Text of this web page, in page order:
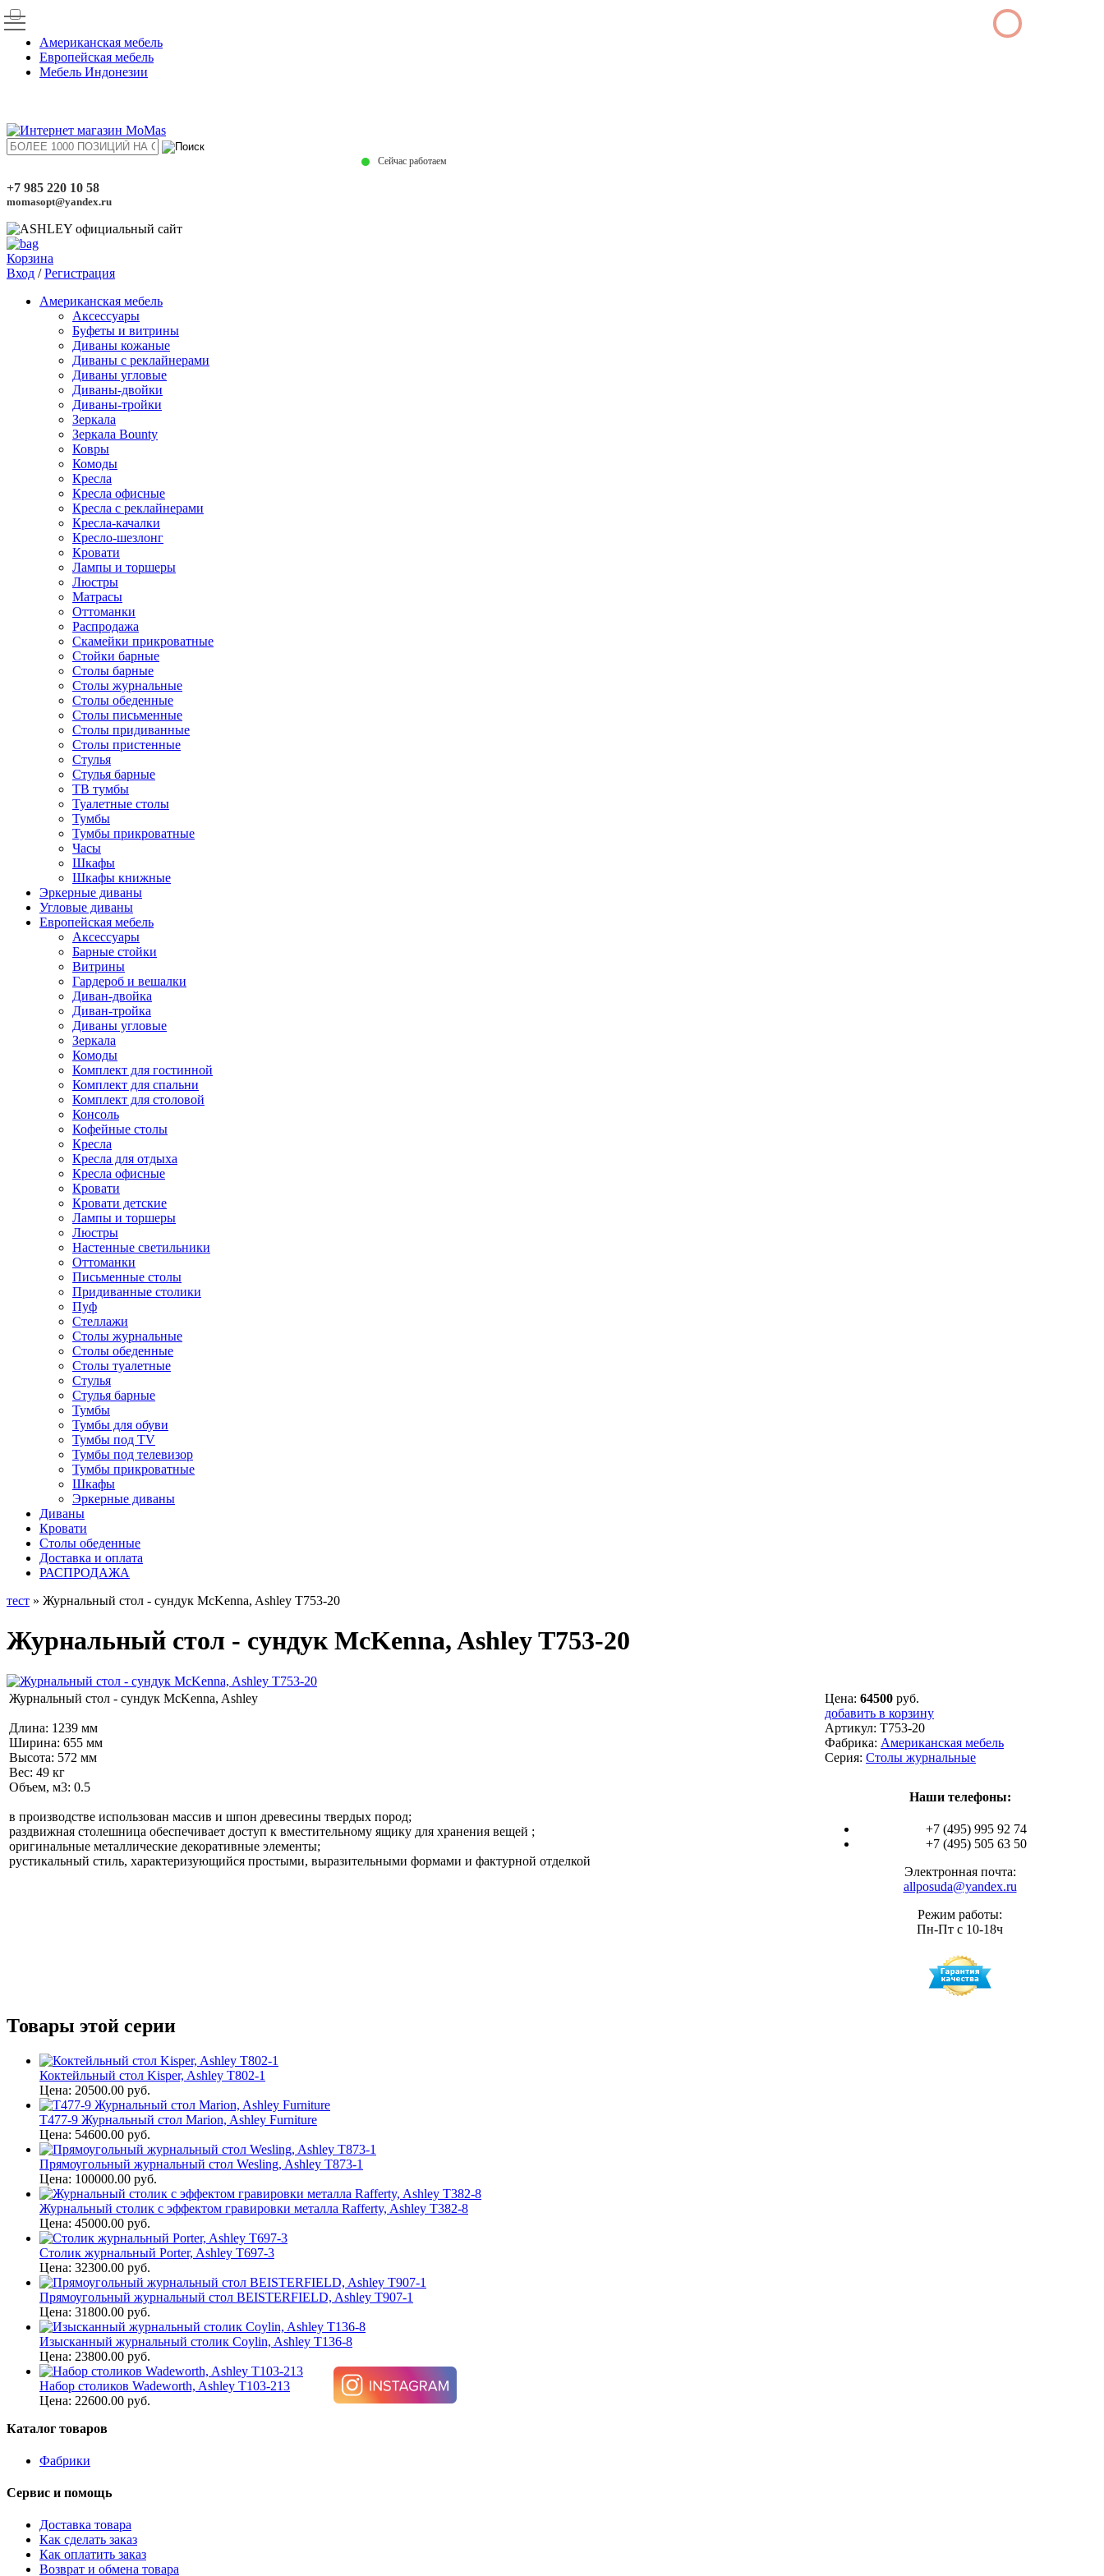
Американская мебель
Европейская мебель
Мебель Индонезии
Сейчас работаем
+7 985 220 10 58
momasopt@yandex.ru
Корзина
Вход /Регистрация
Американская мебель
Аксессуары
Буфеты и витрины
Диваны кожаные
Диваны с реклайнерами
Диваны угловые
Диваны-двойки
Диваны-тройки
Зеркала
Зеркала Bounty
Ковры
Комоды
Кресла
Кресла офисные
Кресла с реклайнерами
Кресла-качалки
Кресло-шезлонг
Кровати
Лампы и торшеры
Люстры
Матрасы
Оттоманки
Распродажа
Скамейки прикроватные
Стойки барные
Столы барные
Столы журнальные
Столы обеденные
Столы письменные
Столы придиванные
Столы пристенные
Стулья
Стулья барные
ТВ тумбы
Туалетные столы
Тумбы
Тумбы прикроватные
Часы
Шкафы
Шкафы книжные
Эркерные диваны
Угловые диваны
Европейская мебель
Аксессуары
Барные стойки
Витрины
Гардероб и вешалки
Диван-двойка
Диван-тройка
Диваны угловые
Зеркала
Комоды
Комплект для гостинной
Комплект для спальни
Комплект для столовой
Консоль
Кофейные столы
Кресла
Кресла для отдыха
Кресла офисные
Кровати
Кровати детские
Лампы и торшеры
Люстры
Настенные светильники
Оттоманки
Письменные столы
Придиванные столики
Пуф
Стеллажи
Столы журнальные
Столы обеденные
Столы туалетные
Стулья
Стулья барные
Тумбы
Тумбы для обуви
Тумбы под TV
Тумбы под телевизор
Тумбы прикроватные
Шкафы
Эркерные диваны
Диваны
Кровати
Столы обеденные
Доставка и оплата
РАСПРОДАЖА
тест » Журнальный стол - сундук McKenna, Ashley T753-20
Журнальный стол - сундук McKenna, Ashley T753-20
Журнальный стол - сундук McKenna, Ashley
Длина: 1239 мм
Ширина: 655 мм
Высота: 572 мм
Вес: 49 кг
Объем, м3: 0.5
в производстве использован массив и шпон древесины твердых пород;
раздвижная столешница обеспечивает доступ к вместительному ящику для хранения вещей ;
оригинальные металлические декоративные элементы;
рустикальный стиль, характеризующийся простыми, выразительными формами и фактурной отделкой
Цена: 64500 руб.
добавить в корзину
Артикул: T753-20
Фабрика: Американская мебель
Серия: Столы журнальные
Наши телефоны:
+7 (495) 995 92 74
+7 (495) 505 63 50
Электронная почта:
allposuda@yandex.ru
Режим работы:
Пн-Пт с 10-18ч
Товары этой серии
Коктейльный стол Kisper, Ashley T802-1
Цена: 20500.00 руб.
T477-9 Журнальный стол Marion, Ashley Furniture
Цена: 54600.00 руб.
Прямоугольный журнальный стол Wesling, Ashley T873-1
Цена: 100000.00 руб.
Журнальный столик с эффектом гравировки металла Rafferty, Ashley T382-8
Цена: 45000.00 руб.
Столик журнальный Porter, Ashley T697-3
Цена: 32300.00 руб.
Прямоугольный журнальный стол BEISTERFIELD, Ashley T907-1
Цена: 31800.00 руб.
Изысканный журнальный столик Coylin, Ashley T136-8
Цена: 23800.00 руб.
Набор столиков Wadeworth, Ashley T103-213
Цена: 22600.00 руб.
Каталог товаров
Фабрики
Сервис и помощь
Доставка товара
Как сделать заказ
Как оплатить заказ
Возврат и обмена товара